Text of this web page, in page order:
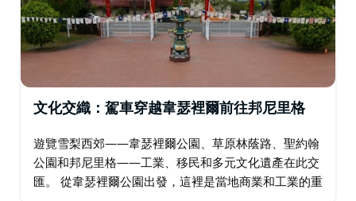
文化交織：駕車穿越韋瑟裡爾前往邦尼里格
遊覽雪梨西郊——韋瑟裡爾公園、草原林蔭路、聖約翰
公園和邦尼里格——工業、移民和多元文化遺產在此交
匯。 從韋瑟裡爾公園出發，這裡是當地商業和工業的重